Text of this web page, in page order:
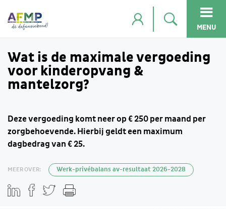
MENU
Wat is de maximale vergoeding
voor kinderopvang &
mantelzorg?
Deze vergoeding komt neer op € 250 per maand per
zorgbehoevende. Hierbij geldt een maximum
dagbedrag van € 25.
MEER OVER: Werk-privébalans av-resultaat 2026-2028